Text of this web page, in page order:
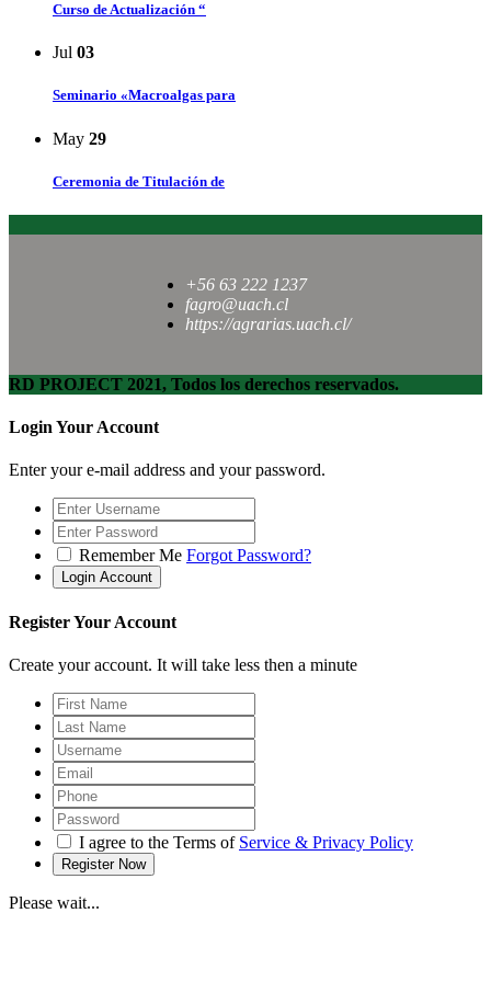
Curso de Actualización “
Jul 03
Seminario «Macroalgas para
May 29
Ceremonia de Titulación de
+56 63 222 1237
fagro@uach.cl
https://agrarias.uach.cl/
RD PROJECT 2021, Todos los derechos reservados.
Login Your Account
Enter your e-mail address and your password.
Remember Me Forgot Password?
Register Your Account
Create your account. It will take less then a minute
I agree to the Terms of Service & Privacy Policy
Please wait...